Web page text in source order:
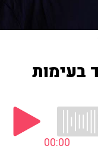
בעימות
00:00